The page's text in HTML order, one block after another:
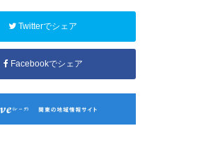
Twitterでシェア
Facebookでシェア